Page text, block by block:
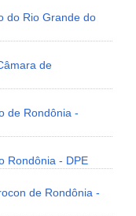
do Rio Grande do
de
de Rondônia -
Rondônia - DPE
de Rondônia -